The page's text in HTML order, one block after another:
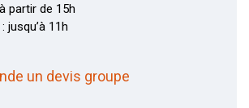
partir de 15h
jusqu’à 11h
un devis groupe